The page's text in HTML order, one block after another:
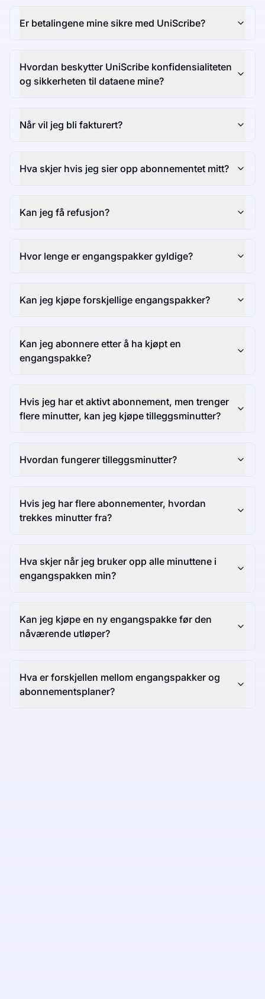
Er betalingene mine sikre med UniScribe?
Hvordan beskytter UniScribe konfidensialiteten
og sikkerheten til dataene mine?
Når vil jeg bli fakturert?
Hva skjer hvis jeg sier opp abonnementet mitt?
Kan jeg få refusjon?
Hvor lenge er engangspakker gyldige?
Kan jeg kjøpe forskjellige engangspakker?
Kan jeg abonnere etter å ha kjøpt en
engangspakke?
Hvis jeg har et aktivt abonnement, men trenger
flere minutter, kan jeg kjøpe tilleggsminutter?
Hvordan fungerer tilleggsminutter?
Hvis jeg har flere abonnementer, hvordan
trekkes minutter fra?
Hva skjer når jeg bruker opp alle minuttene i
engangspakken min?
Kan jeg kjøpe en ny engangspakke før den
nåværende utløper?
Hva er forskjellen mellom engangspakker og
abonnementsplaner?